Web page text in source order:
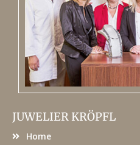
JUWELIER KRÖPFL
Home